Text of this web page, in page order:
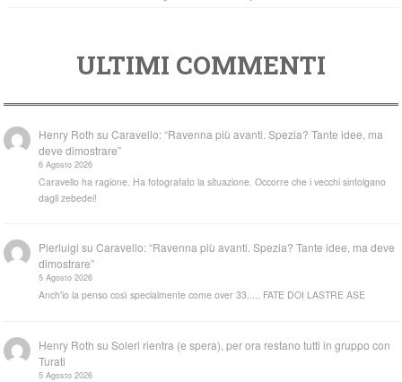
ULTIMI COMMENTI
Henry Roth suCaravello: “Ravenna più avanti. Spezia? Tante idee, ma
deve dimostrare”
6 Agosto 2026
Caravello ha ragione. Ha fotografato la situazione. Occorre che i vecchi sintolgano
dagli zebedei!
Pierluigi suCaravello: “Ravenna più avanti. Spezia? Tante idee, ma deve
dimostrare”
5 Agosto 2026
Anch'io la penso così specialmente come over 33..... FATE DOI LASTRE ASE
Henry Roth suSoleri rientra (e spera), per ora restano tutti in gruppo con
Turati
5 Agosto 2026